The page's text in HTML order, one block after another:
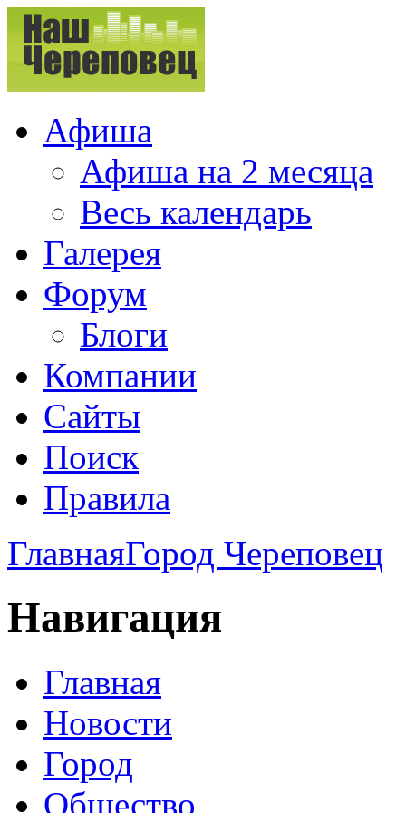
Афиша
Афиша на 2 месяца
Весь календарь
Галерея
Форум
Блоги
Компании
Сайты
Поиск
Правила
ГлавнаяГород Череповец
Навигация
Главная
Новости
Город
Общество